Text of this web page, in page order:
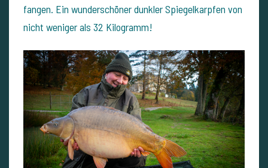
fangen. Ein wunderschöner dunkler Spiegelkarpfen von
nicht weniger als 32 Kilogramm!